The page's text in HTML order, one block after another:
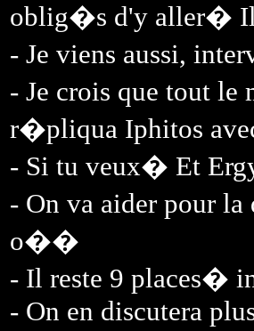
oblig�s d'y aller� Il
- Je viens aussi,
- Je crois que tout le
r�pliqua Iphitos
- Si tu veux� Et
- On va aider pour
o��
- Il reste 9 places�
- On en discutera